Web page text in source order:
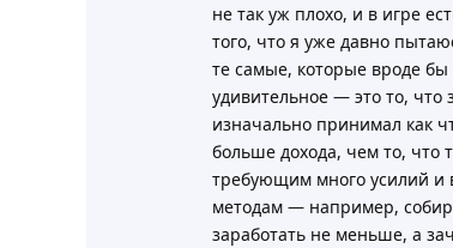
не так уж плохо, и в игре
того, что я уже давно
те самые, которые вроде
удивительное — это то, что
изначально принимал как
больше дохода, чем то, что
требующим много усилий и
методам — например,
заработать не меньше, а